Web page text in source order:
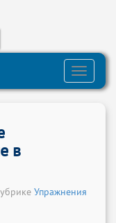
Toggle
в
Упражнения